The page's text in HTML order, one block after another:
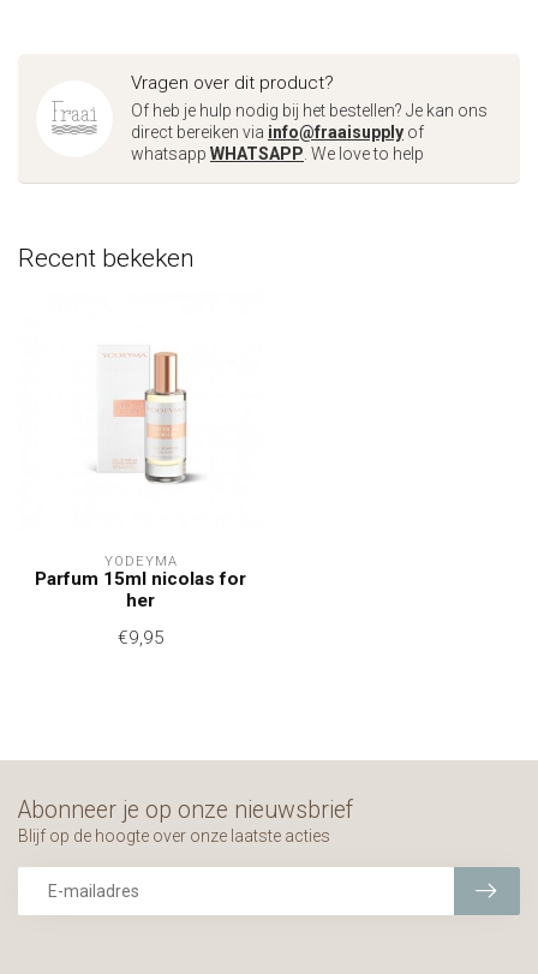
Vragen over dit product?
Of heb je hulp nodig bij het bestellen? Je kan ons
direct bereiken via info@fraaisupply of
whatsapp WHATSAPP . We love to help
Recent bekeken
YODEYMA
Parfum 15ml nicolas for
her
€9,95
Abonneer je op onze nieuwsbrief
Blijf op de hoogte over onze laatste acties